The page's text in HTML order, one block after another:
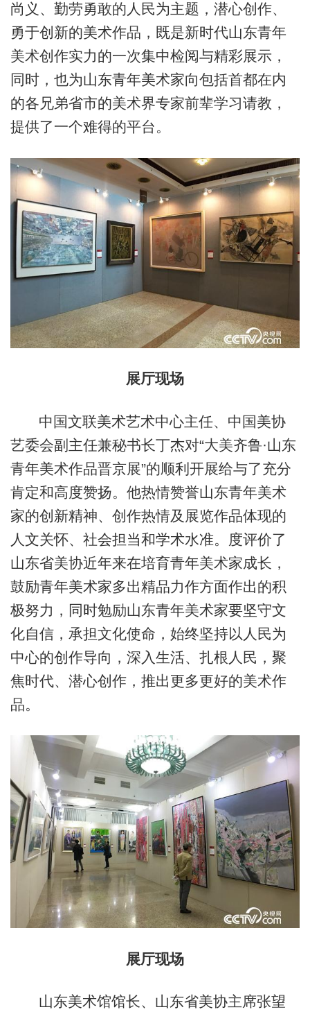
尚义、勤劳勇敢的人民为主题，潜心创作、
勇于创新的美术作品，既是新时代山东青年
美术创作实力的一次集中检阅与精彩展示，
同时，也为山东青年美术家向包括首都在内
的各兄弟省市的美术界专家前辈学习请教，
提供了一个难得的平台。
展厅现场
中国文联美术艺术中心主任、中国美协
艺委会副主任兼秘书长丁杰对“大美齐鲁·山东
青年美术作品晋京展”的顺利开展给与了充分
肯定和高度赞扬。他热情赞誉山东青年美术
家的创新精神、创作热情及展览作品体现的
人文关怀、社会担当和学术水准。度评价了
山东省美协近年来在培育青年美术家成长，
鼓励青年美术家多出精品力作方面作出的积
极努力，同时勉励山东青年美术家要坚守文
化自信，承担文化使命，始终坚持以人民为
中心的创作导向，深入生活、扎根人民，聚
焦时代、潜心创作，推出更多更好的美术作
品。
展厅现场
山东美术馆馆长、山东省美协主席张望